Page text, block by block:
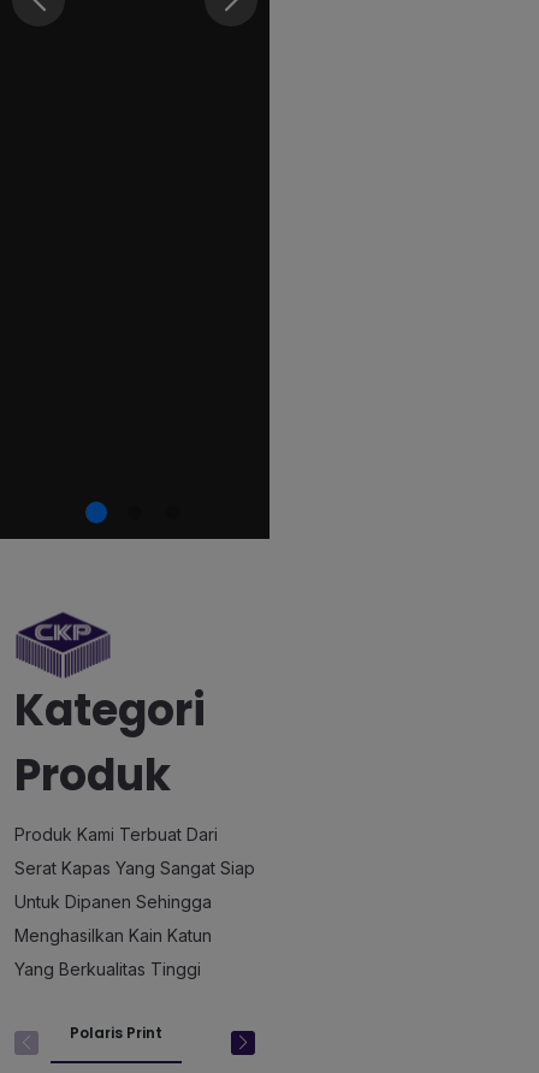
Kategori
Produk
Produk Kami Terbuat Dari
Serat Kapas Yang Sangat Siap
Untuk Dipanen Sehingga
Menghasilkan Kain Katun
Yang Berkualitas Tinggi
Polaris Print Crewneck